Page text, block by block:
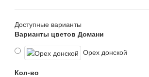
Доступные варианты
Варианты цветов Домани
Орех донской
Кол-во